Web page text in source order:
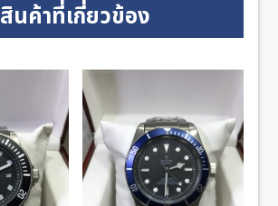
สินค้าที่เกี่ยวข้อง